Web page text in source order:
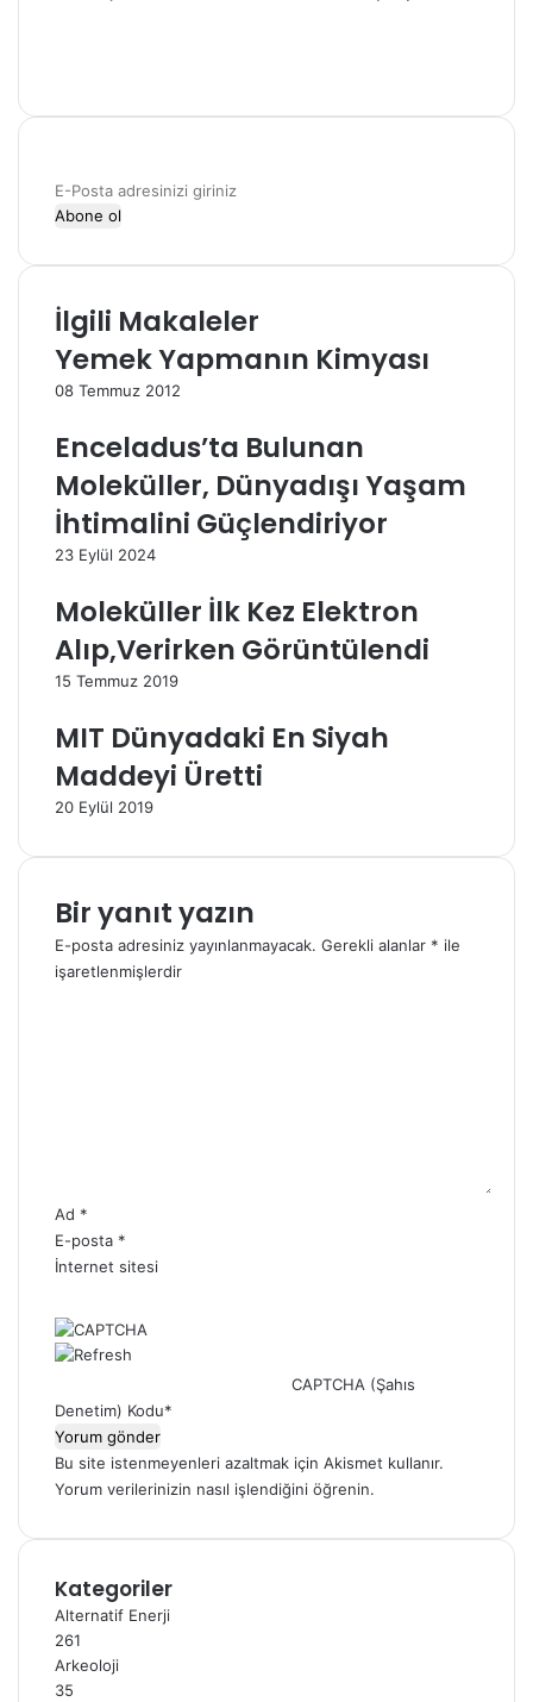
i
s
i
e
o
k
E
-
o
t
a
d
e
n
z
g
r
z
İlgili Makaleler
Yemek Yapmanın Kimyası
08 Temmuz 2012
Enceladus’ta Bulunan
Moleküller, Dünyadışı Yaşam
İhtimalini Güçlendiriyor
23 Eylül 2024
Moleküller İlk Kez Elektron
Alıp,Verirken Görüntülendi
15 Temmuz 2019
MIT Dünyadaki En Siyah
Maddeyi Üretti
20 Eylül 2019
Bir yanıt yazın
E-posta adresiniz yayınlanmayacak. Gerekli alanlar * ile
işaretlenmişlerdir
Ad *
E-posta *
İnternet sitesi
CAPTCHA (Şahıs
Denetim) Kodu*
Bu site istenmeyenleri azaltmak için Akismet kullanır.
Yorum verilerinizin nasıl işlendiğini öğrenin.
Kategoriler
Alternatif Enerji
261
Arkeoloji
35